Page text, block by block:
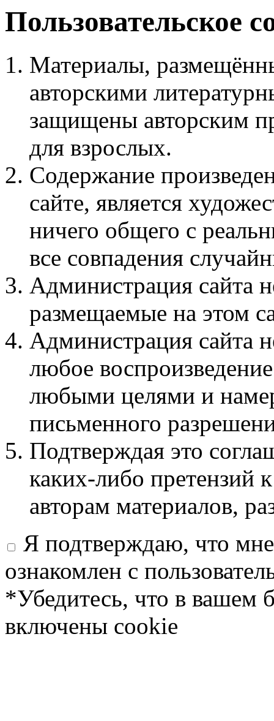
Пользовательское
Материалы,
авторскими
защищены авторским
для взрослых.
Содержание
сайте, является
ничего общего с
все совпадения
Администрация сайта
размещаемые на этом
Администрация сайта
любое
любыми целями и
письменного
Подтверждая это
каких-либо претензий
авторам материалов,
Я подтверждаю, что
ознакомлен с
*Убедитесь, что в вашем
включены cookie